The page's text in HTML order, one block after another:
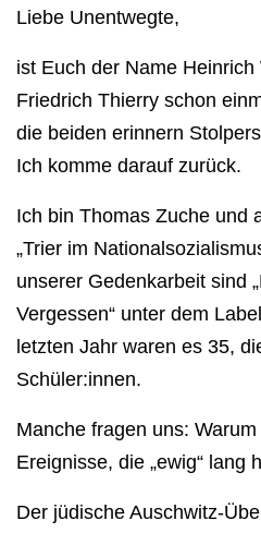
Liebe Unentwegte,
ist Euch der Name
Friedrich Thierry schon
die beiden erinnern
Ich komme darauf zurück.
Ich bin Thomas Zuche und
„Trier im
unserer Gedenkarbeit sind
Vergessen“ unter dem
letzten Jahr waren es 35,
Schüler:innen.
Manche fragen uns:
Ereignisse, die „ewig“ lang
Der jüdische Auschwitz-